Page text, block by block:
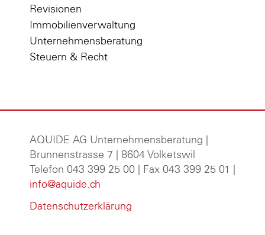
Revisionen
Immobilienverwaltung
Unternehmensberatung
Steuern & Recht
AQUIDE AG Unternehmensberatung
Brunnenstrasse 7 | 8604 Volketswil
Telefon 043 399 25 00 | Fax 043 399 25 01 |
info@aquide.ch
Datenschutzerklärung